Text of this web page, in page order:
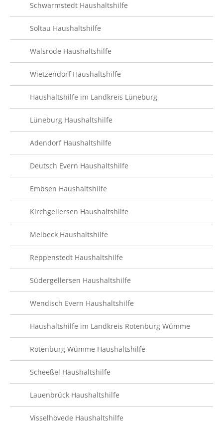
Schwarmstedt Haushaltshilfe
Soltau Haushaltshilfe
Walsrode Haushaltshilfe
Wietzendorf Haushaltshilfe
Haushaltshilfe im Landkreis Lüneburg
Lüneburg Haushaltshilfe
Adendorf Haushaltshilfe
Deutsch Evern Haushaltshilfe
Embsen Haushaltshilfe
Kirchgellersen Haushaltshilfe
Melbeck Haushaltshilfe
Reppenstedt Haushaltshilfe
Südergellersen Haushaltshilfe
Wendisch Evern Haushaltshilfe
Haushaltshilfe im Landkreis Rotenburg Wümme
Rotenburg Wümme Haushaltshilfe
Scheeßel Haushaltshilfe
Lauenbrück Haushaltshilfe
Visselhövede Haushaltshilfe